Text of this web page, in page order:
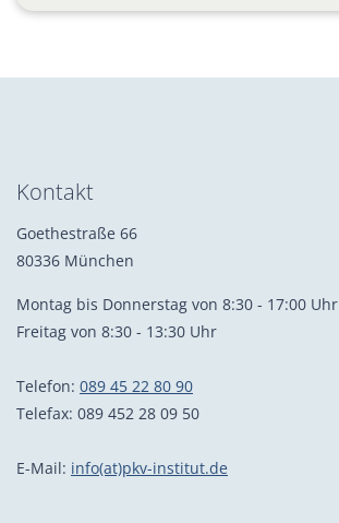
Kontakt
Goethestraße 66
80336 München
Montag bis Donnerstag von 8:30 - 17:00 Uhr
Freitag von 8:30 - 13:30 Uhr
Telefon: 089 45 22 80 90
Telefax: 089 452 28 09 50
E-Mail: info(at)pkv-institut.de